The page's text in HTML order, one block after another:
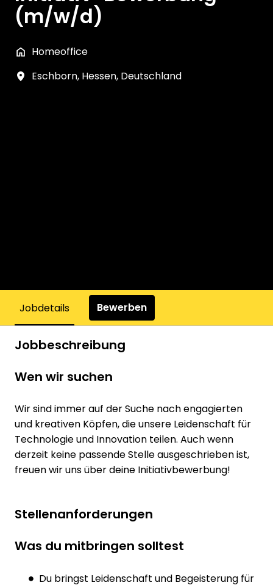
(m/w/d)
Homeoffice
Eschborn, Hessen, Deutschland
Jobdetails Bewerben
Jobbeschreibung
Wen wir suchen
Wir sind immer auf der Suche nach engagierten
und kreativen Köpfen, die unsere Leidenschaft für
Technologie und Innovation teilen. Auch wenn
derzeit keine passende Stelle ausgeschrieben ist,
freuen wir uns über deine Initiativbewerbung!
Stellenanforderungen
Was du mitbringen solltest
Du bringst Leidenschaft und Begeisterung für